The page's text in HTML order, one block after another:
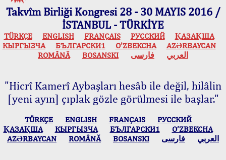
Takvîm Birliği Kongresi 28 - 30 MAYIS 2016 /
İSTANBUL - TÜRKİYE
TÜRKÇE ENGLISH FRANÇAIS РУССКИЙ
ҚАЗАҚША
КЫPГЫЗЧA
БЪЛГАРСКИ1 O’ZBEKCHA
AZӘRBAYCAN
ROMÂNĂ
BOSANSKI العربي فارسی
"Hicrî Kamerî Aybaşları hesâb ile değil, hilâlin
[yeni ayın] çıplak gözle görülmesi ile başlar."
TÜRKÇE ENGLISH FRANÇAIS
РУССКИЙ
ҚАЗАҚША
КЫPГЫЗЧA БЪЛГАРСКИ1
O’ZBEKCHA
AZӘRBAYCAN
ROMÂNĂ BOSANSKI العربي فارسی